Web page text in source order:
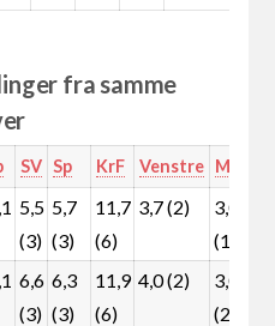
fra samme
SV Sp KrF Venstre MDG
5,5
(3)
5,7
(3)
11,7
(6)
3,7 (2)
3,0
(1)
6,6
(3)
6,3
(3)
11,9
(6)
4,0 (2)
3,0
(2)